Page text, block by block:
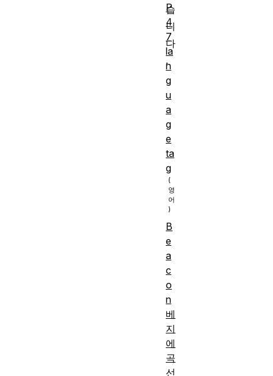
습
니
다
.
P
4
7
la
n
g
u
a
g
e
ta
g
B
e
a
c
o
n
베
지
에
곡
선